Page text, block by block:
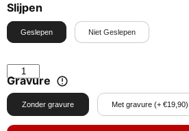
Slijpen
Geslepen Niet Geslepen
Gravure
Zonder gravure Met gravure (+ €19,90)